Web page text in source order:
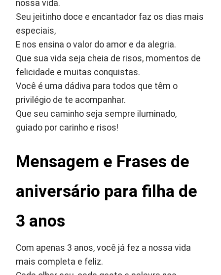
nossa vida.
Seu jeitinho doce e encantador faz os dias mais
especiais,
E nos ensina o valor do amor e da alegria.
Que sua vida seja cheia de risos, momentos de
felicidade e muitas conquistas.
Você é uma dádiva para todos que têm o
privilégio de te acompanhar.
Que seu caminho seja sempre iluminado,
guiado por carinho e risos!
Mensagem e Frases de
aniversário para filha de
3 anos
Com apenas 3 anos, você já fez a nossa vida
mais completa e feliz.